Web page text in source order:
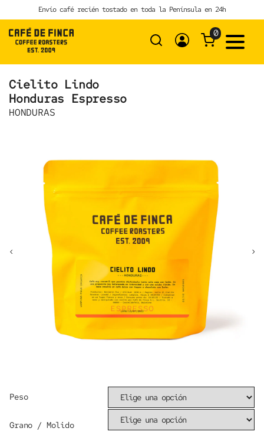
to
content
Envío café recién tostado en toda la Península en 24h
0
Cielito Lindo
Honduras Espresso
HONDURAS
‹ ›
Peso
Grano / Molido